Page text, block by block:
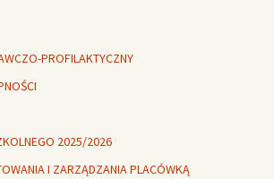
PROFILAKTYCZNY
2025/2026
I ZARZĄDZANIA PLACÓWKĄ